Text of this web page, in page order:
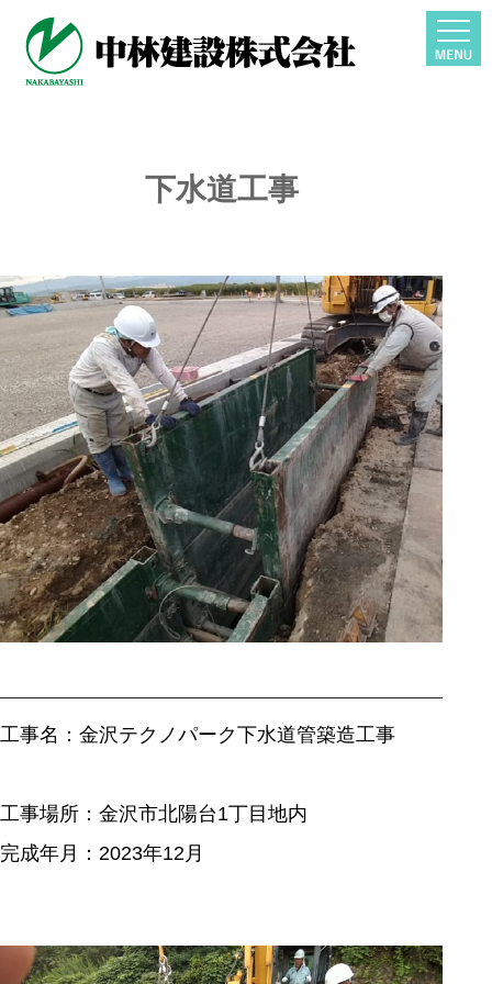
下水道工事
工事名：金沢テクノパーク下水道管築造工事
工事場所：金沢市北陽台1丁目地内
完成年月：2023年12月